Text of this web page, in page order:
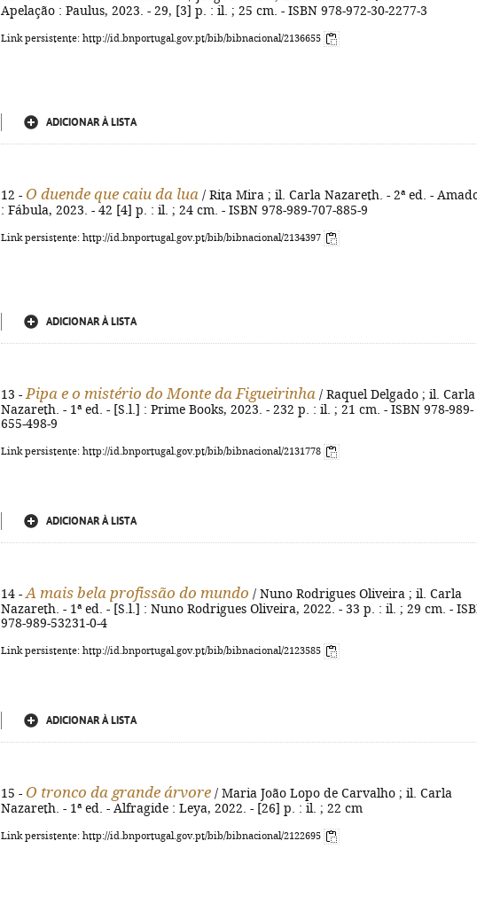
Apelação : Paulus, 2023. - 29, [3] p. : il. ; 25 cm. - ISBN 978-972-30-2277-3
Link persistente: http://id.bnportugal.gov.pt/bib/bibnacional/2136655
ADICIONAR À LISTA
12 - O duende que caiu da lua / Rita Mira ; il. Carla Nazareth. - 2ª ed. -
: Fábula, 2023. - 42 [4] p. : il. ; 24 cm. - ISBN 978-989-707-885-9
Link persistente: http://id.bnportugal.gov.pt/bib/bibnacional/2134397
ADICIONAR À LISTA
13 - Pipa e o mistério do Monte da Figueirinha / Raquel Delgado ; il. Carla
Nazareth. - 1ª ed. - [S.l.] : Prime Books, 2023. - 232 p. : il. ; 21 cm. - ISBN 978-989-
655-498-9
Link persistente: http://id.bnportugal.gov.pt/bib/bibnacional/2131778
ADICIONAR À LISTA
14 - A mais bela profissão do mundo / Nuno Rodrigues Oliveira ; il. Carla
Nazareth. - 1ª ed. - [S.l.] : Nuno Rodrigues Oliveira, 2022. - 33 p. : il. ; 29 cm. -
978-989-53231-0-4
Link persistente: http://id.bnportugal.gov.pt/bib/bibnacional/2123585
ADICIONAR À LISTA
15 - O tronco da grande árvore / Maria João Lopo de Carvalho ; il. Carla
Nazareth. - 1ª ed. - Alfragide : Leya, 2022. - [26] p. : il. ; 22 cm
Link persistente: http://id.bnportugal.gov.pt/bib/bibnacional/2122695